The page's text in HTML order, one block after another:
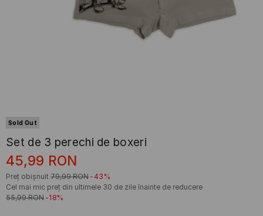
Sold Out
Set de 3 perechi de boxeri
45,99 RON
Preț obișnuit 79,99 RON -43%
Cel mai mic preț din ultimele 30 de zile înainte de reducere
55,99 RON -18%